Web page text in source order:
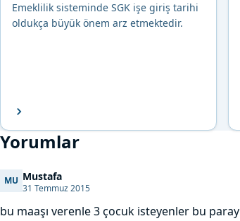
Emeklilik sisteminde SGK işe giriş tarihi
oldukça büyük önem arz etmektedir.
Yorumlar
MUMustafa
Mustafa
31 Temmuz 2015
bu maaşı verenle 3 çocuk isteyenler bu